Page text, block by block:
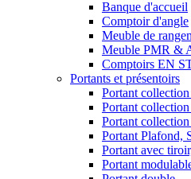
Banque d'accueil
Comptoir d'angle
Meuble de
Meuble PMR &
Comptoirs EN
Portants et présentoirs
Portant
Portant
Portant
Portant Plafond,
Portant avec
Portant